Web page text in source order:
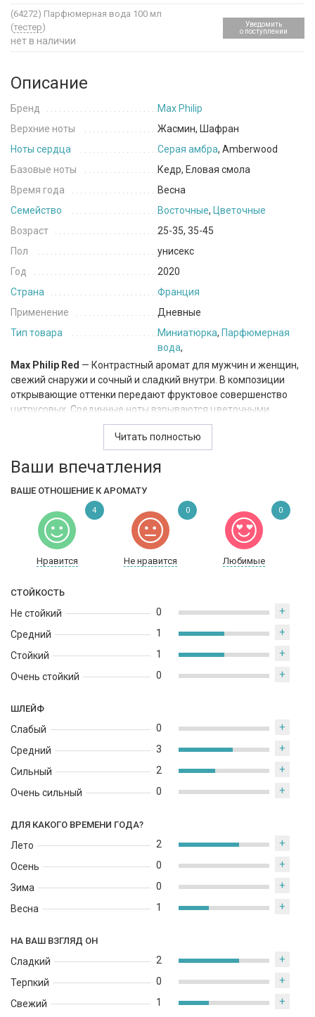
(64272) Парфюмерная вода 100 мл
(тестер)
нет в наличии
Уведомить
о поступлении
Описание
Бренд
Max Philip
Верхние ноты
Жасмин, Шафран
Ноты сердца
Серая амбра, Amberwood
Базовые ноты
Кедр, Еловая смола
Время года
Весна
Семейство
Восточные, Цветочные
Возраст
25-35, 35-45
Пол
унисекс
Год
2020
Страна
Франция
Применение
Дневные
Тип товара
Миниатюрка, Парфюмерная
вода,
Max Philip Red — Контрастный аромат для мужчин и женщин,
свежий снаружи и сочный и сладкий внутри. В композиции
открывающие оттенки передают фруктовое совершенство
цитрусовых. Срединные ноты взрываются цветочными
волнами пикантной сладости. В сочетании с захватывающими
древесными нотами послевкусие достигает вдохновляющих
уровней соблазнительной снисходительности.
Читать полностью
Ваши впечатления
ВАШЕ ОТНОШЕНИЕ К АРОМАТУ
Нравится Не нравится Любимые
4 0 0
СТОЙКОСТЬ
Не стойкий
Средний
Стойкий
Очень стойкий
0 +
1 +
1 +
0 +
ШЛЕЙФ
Слабый
Средний
Сильный
Очень сильный
0 +
3 +
2 +
0 +
ДЛЯ КАКОГО ВРЕМЕНИ ГОДА?
Лето
Осень
Зима
Весна
2 +
0 +
0 +
1 +
НА ВАШ ВЗГЛЯД ОН
Сладкий
Терпкий
Свежий
2 +
0 +
1 +